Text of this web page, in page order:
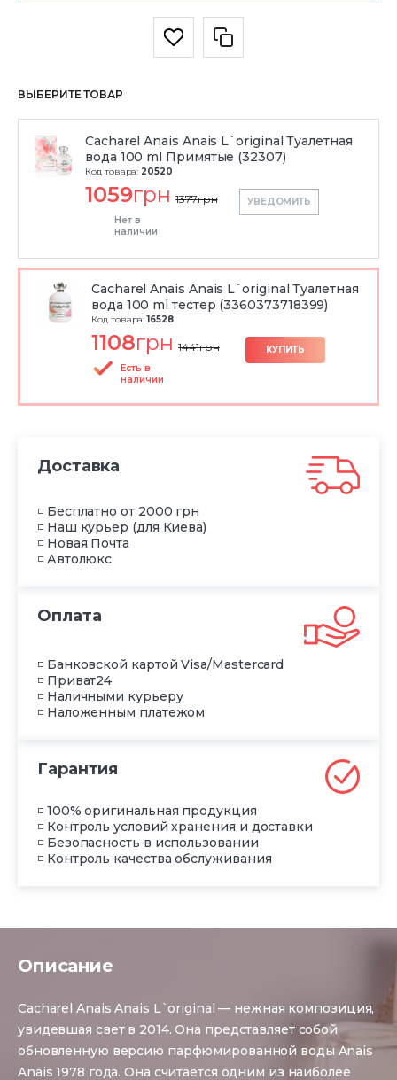
ВЫБЕРИТЕ ТОВАР
Cacharel Anais Anais L`original Туалетная
вода 100 ml Примятые (32307)
Код товара: 20520
1059грн 1377грн
Нет в
наличии
УВЕДОМИТЬ
Cacharel Anais Anais L`original Туалетная
вода 100 ml тестер (3360373718399)
Код товара:16528
1108грн 1441грн
Есть в
наличии
КУПИТЬ
Доставка
◽ Бесплатно от 2000 грн
◽ Наш курьер (для Киева)
◽ Новая Почта
◽ Автолюкс
Оплата
◽ Банковской картой Visa/Mastercard
◽ Приват24
◽ Наличными курьеру
◽ Наложенным платежом
Гарантия
◽ 100% оригинальная продукция
◽ Контроль условий хранения и доставки
◽ Безопасность в использовании
◽ Контроль качества обслуживания
Описание
Cacharel Anais Anais L`original — нежная композиция,
увидевшая свет в 2014. Она представляет собой
обновленную версию парфюмированной воды Anais
Anais 1978 года. Она считается одним из наиболее